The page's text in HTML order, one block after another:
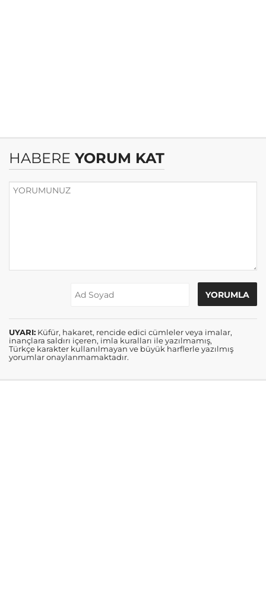
HABERE YORUM KAT
UYARI: Küfür, hakaret, rencide edici cümleler veya imalar,
inançlara saldırı içeren, imla kuralları ile yazılmamış,
Türkçe karakter kullanılmayan ve büyük harflerle yazılmış
yorumlar onaylanmamaktadır.